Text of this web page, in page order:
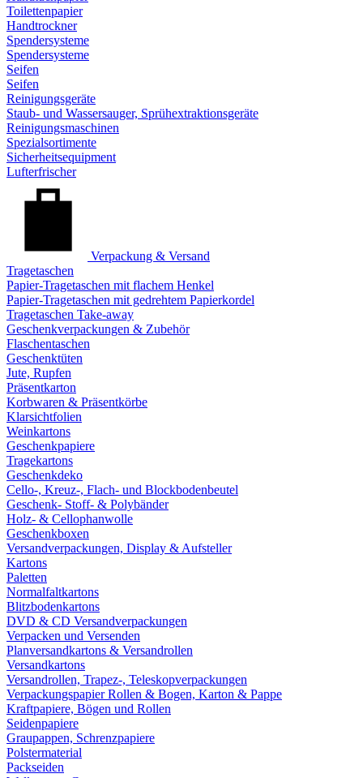
Toilettenpapier
Handtrockner
Spendersysteme
Spendersysteme
Seifen
Seifen
Reinigungsgeräte
Staub- und Wassersauger, Sprühextraktionsgeräte
Reinigungsmaschinen
Spezialsortimente
Sicherheitsequipment
Lufterfrischer
Verpackung & Versand
Tragetaschen
Papier-Tragetaschen mit flachem Henkel
Papier-Tragetaschen mit gedrehtem Papierkordel
Tragetaschen Take-away
Geschenkverpackungen & Zubehör
Flaschentaschen
Geschenktüten
Jute, Rupfen
Präsentkarton
Korbwaren & Präsentkörbe
Klarsichtfolien
Weinkartons
Geschenkpapiere
Tragekartons
Geschenkdeko
Cello-, Kreuz-, Flach- und Blockbodenbeutel
Geschenk- Stoff- & Polybänder
Holz- & Cellophanwolle
Geschenkboxen
Versandverpackungen, Display & Aufsteller
Kartons
Paletten
Normalfaltkartons
Blitzbodenkartons
DVD & CD Versandverpackungen
Verpacken und Versenden
Planversandkartons & Versandrollen
Versandkartons
Versandrollen, Trapez-, Teleskopverpackungen
Verpackungspapier Rollen & Bogen, Karton & Pappe
Kraftpapiere, Bögen und Rollen
Seidenpapiere
Graupappen, Schrenzpapiere
Polstermaterial
Packseiden